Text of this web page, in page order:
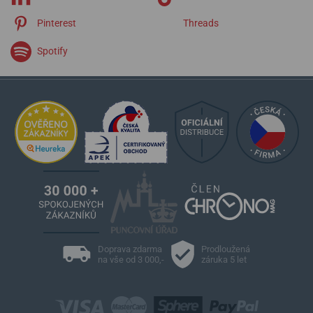
Marinemaster
Stratoliner
Vagabond
Cosmonautis
Aviatis
Pinterest Threads
Spotify
Doprava zdarma
na vše od 3 000,-
Prodloužená
záruka 5 let